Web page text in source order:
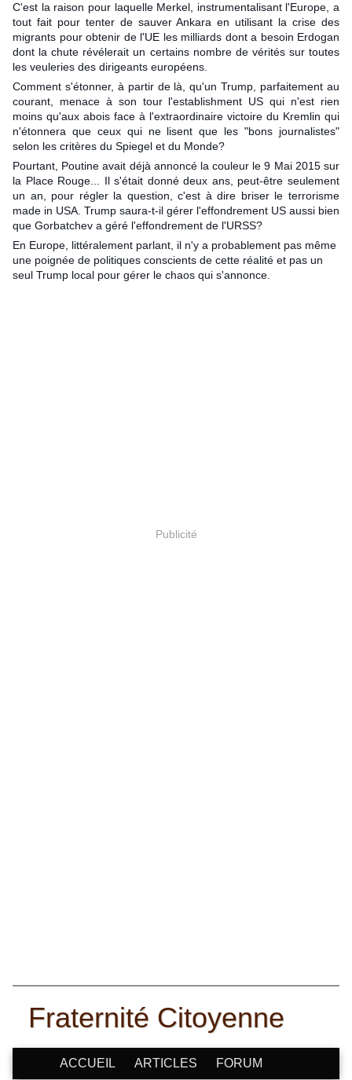
C'est la raison pour laquelle Merkel, instrumentalisant l'Europe, a
tout fait pour tenter de sauver Ankara en utilisant la crise des
migrants pour obtenir de l'UE les milliards dont a besoin Erdogan
dont la chute révélerait un certains nombre de vérités sur toutes
les veuleries des dirigeants européens.
Comment s'étonner, à partir de là, qu'un Trump, parfaitement au
courant, menace à son tour l'establishment US qui n'est rien
moins qu'aux abois face à l'extraordinaire victoire du Kremlin qui
n'étonnera que ceux qui ne lisent que les "bons journalistes"
selon les critères du Spiegel et du Monde?
Pourtant, Poutine avait déjà annoncé la couleur le 9 Mai 2015 sur
la Place Rouge... Il s'était donné deux ans, peut-être seulement
un an, pour régler la question, c'est à dire briser le terrorisme
made in USA. Trump saura-t-il gérer l'effondrement US aussi bien
que Gorbatchev a géré l'effondrement de l'URSS?
En Europe, littéralement parlant, il n'y a probablement pas même
une poignée de politiques conscients de cette réalité et pas un
seul Trump local pour gérer le chaos qui s'annonce.
Publicité
Fraternité Citoyenne
ACCUEIL ARTICLES FORUM